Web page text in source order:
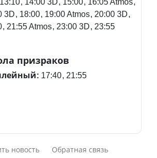
потерпел крушение в
Южной Корее, погибли
120 человек
Актау: Путин принес
3D 18:00 19:00 Atmos 20:00 3D
21:55 Atmos 23:00 3D 23:55
призраков
17:40 21:55
сквозь вселенные
новость
Обратная связь